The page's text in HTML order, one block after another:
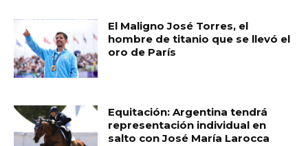
El Maligno José Torres, el
hombre de titanio que se llevó el
oro de París
Equitación: Argentina tendrá
representación individual en
salto con José María Larocca